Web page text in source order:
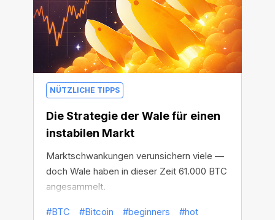
NÜTZLICHE TIPPS
Die Strategie der Wale für einen
instabilen Markt
Marktschwankungen verunsichern viele —
doch Wale haben in dieser Zeit 61.000 BTC
angesammelt.
#BTC #Bitcoin #beginners #hot